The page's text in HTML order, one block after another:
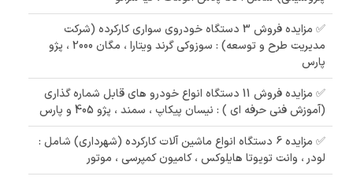
✅ مزایده فروش 3 دستگاه خودروی سواری کارکرده (شرکت
مدیریت طرح و توسعه) : سوزوکی گرند ویتارا ، مگان 2000 ، پژو
پارس
✅ مزایده فروش 11 دستگاه انواع خودرو های قابل شماره گذاری
(آموزش فنی حرفه ای ) : نیسان پیکاپ ، سمند ، پژو 405 و پارس
✅ مزایده 6 دستگاه انواع ماشین آلات کارکرده (شهرداری) شامل :
لودر ، وانت تویوتا هایلوکس ، کامیون کمپرسی ، موتور